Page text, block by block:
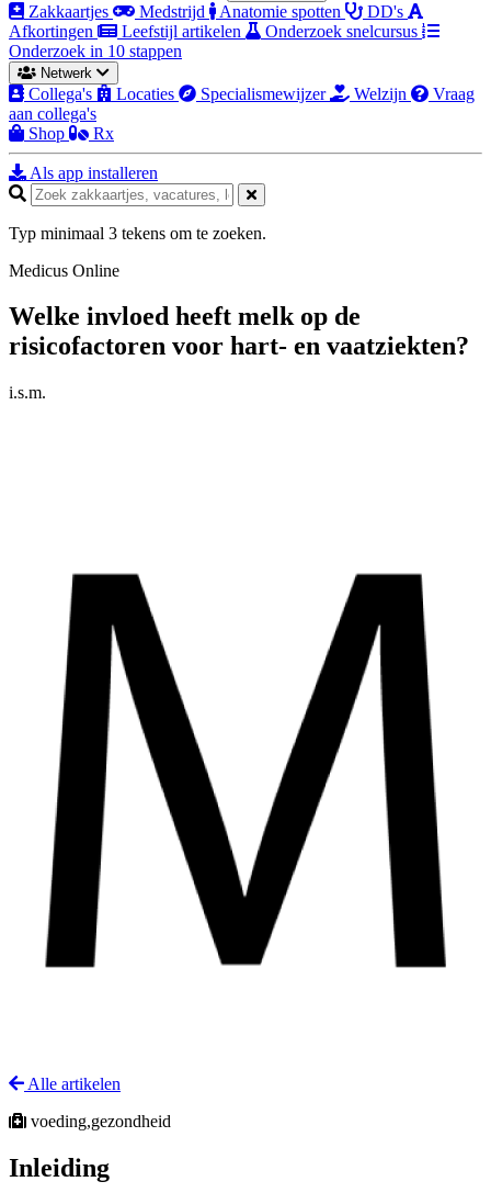
Zakkaartjes Medstrijd Anatomie spotten
DD's
Afkortingen
Leefstijl artikelen
Onderzoek snelcursus
Onderzoek in 10 stappen
Netwerk
Collega's Locaties Specialismewijzer Welzijn
Vraag
aan collega's
Shop
Rx
Als app installeren
Typ minimaal 3 tekens om te zoeken.
Medicus Online
Welke invloed heeft melk op de
risicofactoren voor hart- en vaatziekten?
i.s.m.
Alle artikelen
voeding,gezondheid
Inleiding